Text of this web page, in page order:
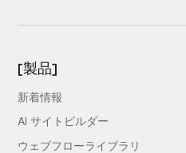
[製品]
新着情報
AI サイトビルダー
ウェブフローライブラリ